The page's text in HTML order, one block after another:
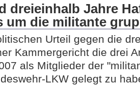
dreieinhalb Jahre
um die militante
Urteil gegen die
Kammergericht die drei
als Mitglieder der
LKW gelegt zu